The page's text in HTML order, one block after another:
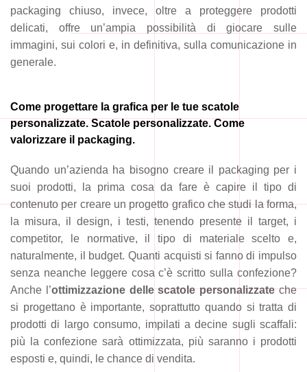
packaging chiuso, invece, oltre a proteggere prodotti
delicati, offre un’ampia possibilità di giocare sulle
immagini, sui colori e, in definitiva, sulla comunicazione in
generale.
Come progettare la grafica per le tue scatole
personalizzate. Scatole personalizzate. Come
valorizzare il packaging.
Quando un’azienda ha bisogno creare il packaging per i
suoi prodotti, la prima cosa da fare è capire il tipo di
contenuto per creare un progetto grafico che studi la forma,
la misura, il design, i testi, tenendo presente il target, i
competitor, le normative, il tipo di materiale scelto e,
naturalmente, il budget. Quanti acquisti si fanno di impulso
senza neanche leggere cosa c’è scritto sulla confezione?
Anche l’ottimizzazione delle scatole personalizzateche
si progettano è importante, soprattutto quando si tratta di
prodotti di largo consumo, impilati a decine sugli scaffali:
più la confezione sarà ottimizzata, più saranno i prodotti
esposti e, quindi, le chance di vendita.